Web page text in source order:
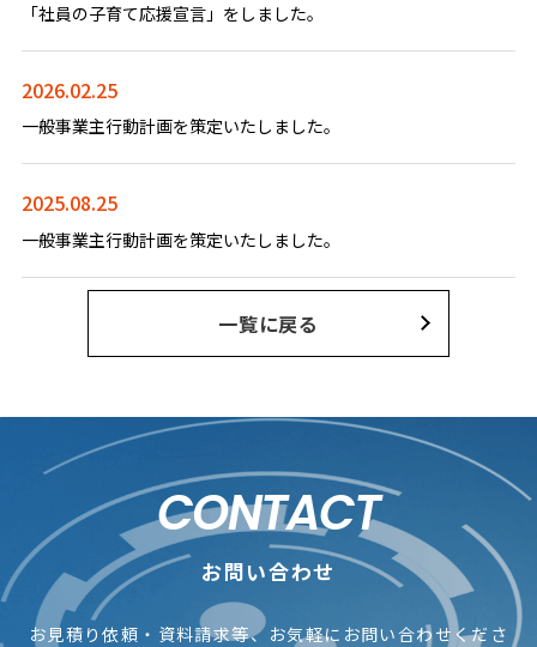
「社員の子育て応援宣言」をしました。
2026.02.25
一般事業主行動計画を策定いたしました。
2025.08.25
一般事業主行動計画を策定いたしました。
一覧に戻る
CONTACT
お問い合わせ
お見積り依頼・資料請求等、お気軽にお問い合わせくださ